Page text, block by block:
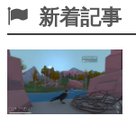
新着記事